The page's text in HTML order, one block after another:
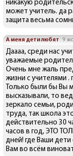
никакую
может учитель. да
защита весьма
А меня дети любят 9
Даааа, среди нас
уважаемые
Очень мне жаль
жизни с учителями
Только были бы Вы
высказывали, то
зеркало семьи,
труда, так школа
действительно 30
часов в год, ЭТО
дней! где Ваши
Вам во всём